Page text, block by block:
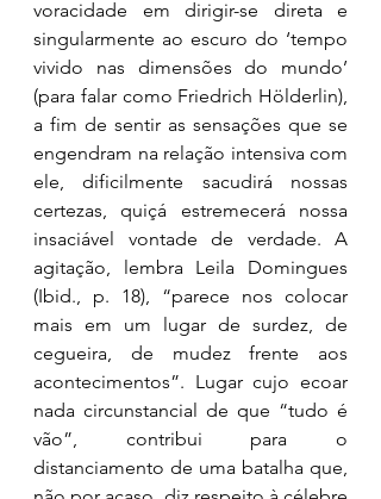
voracidade em dirigir-se direta e
singularmente ao escuro do ‘tempo
vivido nas dimensões do mundo’
(para falar como Friedrich Hölderlin),
a fim de sentir as sensações que se
engendram na relação intensiva com
ele, dificilmente sacudirá nossas
certezas, quiçá estremecerá nossa
insaciável vontade de verdade. A
agitação, lembra Leila Domingues
(Ibid., p. 18), “parece nos colocar
mais em um lugar de surdez, de
cegueira, de mudez frente aos
acontecimentos”. Lugar cujo ecoar
nada circunstancial de que “tudo é
vão”, contribui para o
distanciamento de uma batalha que,